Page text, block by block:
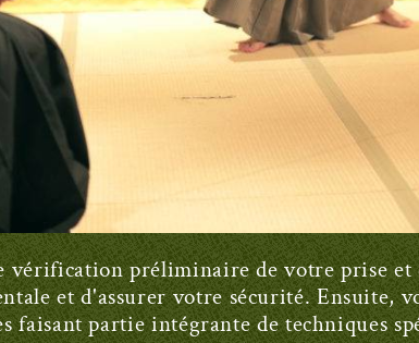
vérification préliminaire de votre prise
et d'assurer votre sécurité. Ensuite,
faisant partie intégrante de techniques